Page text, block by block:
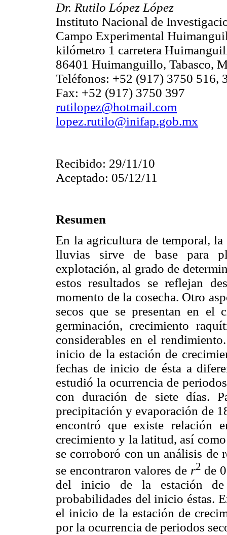
Dr. Rutilo López López
Instituto Nacional de
Campo Experimental
kilómetro 1 carretera
86401 Huimanguillo, Tabasco,
Teléfonos: +52 (917) 3750 516,
Fax: +52 (917) 3750 397
rutilopez@hotmail.com
lopez.rutilo@inifap.gob.mx
Recibido: 29/11/10
Aceptado: 05/12/11
Resumen
En la agricultura de temporal,
lluvias sirve de base para
explotación, al grado de
estos resultados se reflejan
momento de la cosecha. Otro
secos que se presentan en el
germinación, crecimiento
considerables en el
inicio de la estación de
fechas de inicio de ésta a
estudió la ocurrencia de
con duración de siete días.
precipitación y evaporación de
encontró que existe relación
crecimiento y la latitud, así
se corroboró con un análisis de
se encontraron valores de r2 de
del inicio de la estación de
probabilidades del inicio éstas.
el inicio de la estación de
por la ocurrencia de periodos